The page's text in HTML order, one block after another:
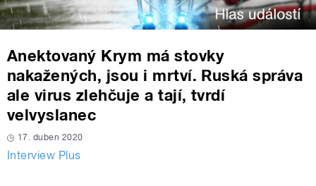
Anektovaný Krym má stovky
nakažených, jsou i mrtví. Ruská správa
ale virus zlehčuje a tají, tvrdí
velvyslanec
17. duben 2020
Interview Plus